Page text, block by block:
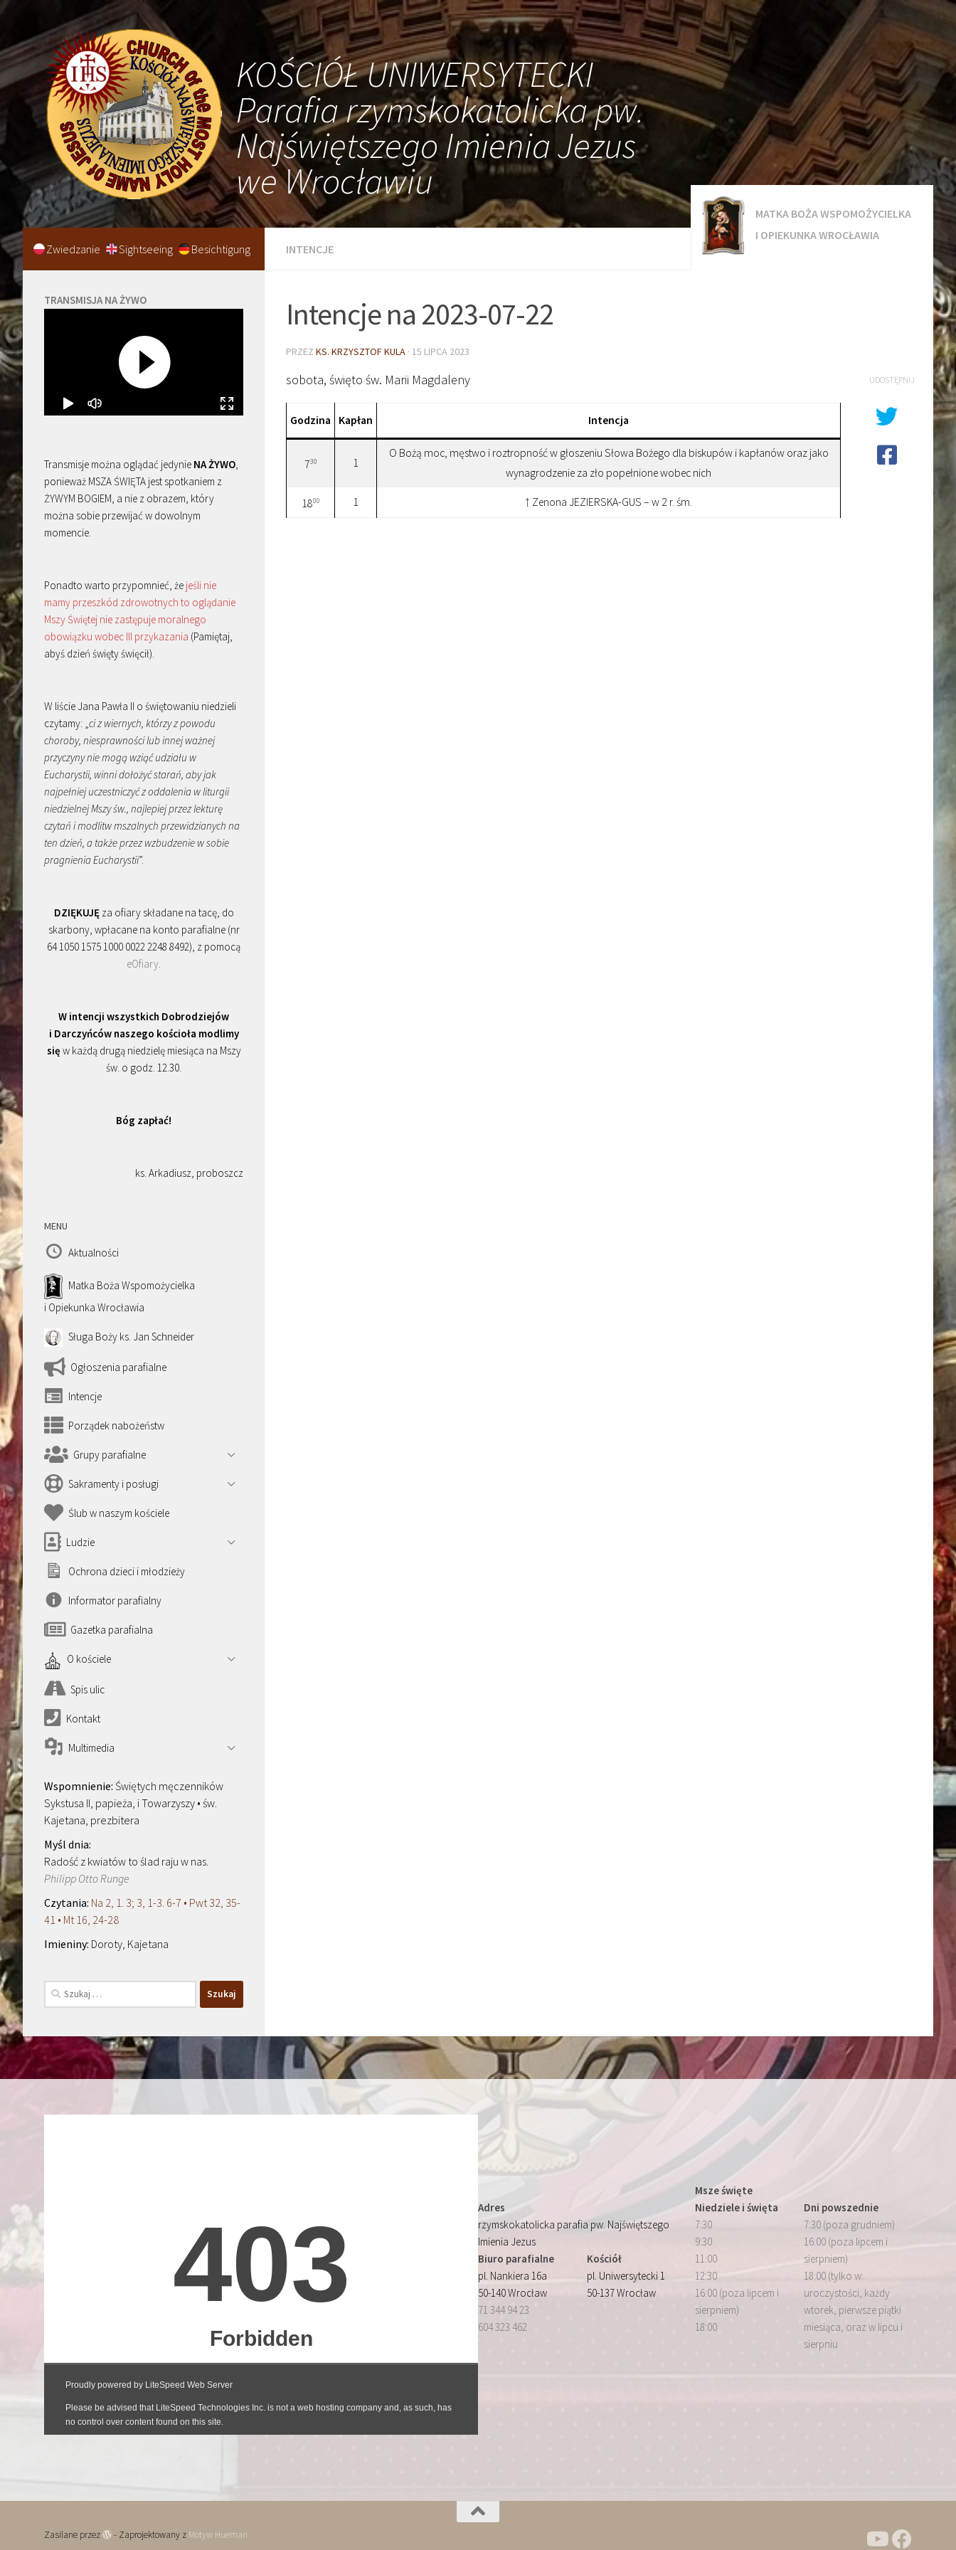
KOŚCIÓŁ UNIWERSYTECKI
Parafia rzymskokatolicka pw.
Najświętszego Imienia Jezus
we Wrocławiu
INTENCJE
MATKA BOŻA WSPOMOŻYCIELKA
I OPIEKUNKA WROCŁAWIA
Intencje na 2023-07-22
PRZEZ KS. KRZYSZTOF KULA · 15 LIPCA 2023
sobota, święto św. Marii Magdaleny
Godzina Kapłan Intencja
730 1
O Bożą moc, męstwo i roztropność w głoszeniu Słowa Bożego dla biskupów i kapłanów oraz jako
wynagrodzenie za zło popełnione wobec nich
1800 1 † Zenona JEZIERSKA-GUS – w 2 r. śm.
UDOSTĘPNIJ
Zwiedzanie Sightseeing Besichtigung
TRANSMISJA NA ŻYWO
Transmisje można oglądać jedynie NA ŻYWO,
ponieważ MSZA ŚWIĘTA jest spotkaniem z
ŻYWYM BOGIEM, a nie z obrazem, który
można sobie przewijać w dowolnym
momencie.
Ponadto warto przypomnieć, że jeśli nie
mamy przeszkód zdrowotnych to oglądanie
Mszy Świętej nie zastępuje moralnego
obowiązku wobec III przykazania (Pamiętaj,
abyś dzień święty święcił).
W liście Jana Pawła II o świętowaniu niedzieli
czytamy: „ci z wiernych, którzy z powodu
choroby, niesprawności lub innej ważnej
przyczyny nie mogą wziąć udziału w
Eucharystii, winni dołożyć starań, aby jak
najpełniej uczestniczyć z oddalenia w liturgii
niedzielnej Mszy św., najlepiej przez lekturę
czytań i modlitw mszalnych przewidzianych na
ten dzień, a także przez wzbudzenie w sobie
pragnienia Eucharystii”.
DZIĘKUJĘza ofiary składane na tacę, do
skarbony, wpłacane na konto parafialne (nr
64 1050 1575 1000 0022 2248 8492), z pomocą
eOfiary.
W intencji wszystkich Dobrodziejów
i Darczyńców naszego kościoła modlimy
się w każdą drugą niedzielę miesiąca na Mszy
św. o godz. 12.30.
Bóg zapłać!
ks. Arkadiusz, proboszcz
MENU
Aktualności
Matka Boża Wspomożycielka
i Opiekunka Wrocławia
Sługa Boży ks. Jan Schneider
Ogłoszenia parafialne
Intencje
Porządek nabożeństw
Grupy parafialne
Sakramenty i posługi
Ślub w naszym kościele
Ludzie
Ochrona dzieci i młodzieży
Informator parafialny
Gazetka parafialna
O kościele
Spis ulic
Kontakt
Multimedia
Świętych męczenników
Sykstusa II, papieża, i Towarzyszy • św.
Kajetana, prezbitera
Radość z kwiatów to ślad raju w nas.
Philipp Otto Runge
Na 2, 1. 3; 3, 1-3. 6-7 • Pwt 32, 35-
41 • Mt 16, 24-28
Doroty, Kajetana
Szukaj:
Adres
rzymskokatolicka parafia pw. Najświętszego
Imienia Jezus
Biuro parafialne
pl. Nankiera 16a
50-140 Wrocław
71 344 94 23
604 323 462
Kościół
pl. Uniwersytecki 1
50-137 Wrocław
Msze święte
Niedziele i święta
7:30
9:30
11:00
12:30
16:00 (poza lipcem i
sierpniem)
18:00
Dni powszednie
7:30 (poza grudniem)
16:00 (poza lipcem i
sierpniem)
18:00 (tylko w:
uroczystości, każdy
wtorek, pierwsze piątki
miesiąca, oraz w lipcu i
sierpniu
Zasilane przez - Zaprojektowany z Motyw Hueman